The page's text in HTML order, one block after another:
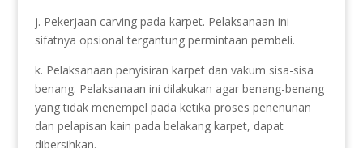
j. Pekerjaan carving pada karpet. Pelaksanaan ini
sifatnya opsional tergantung permintaan pembeli.
k. Pelaksanaan penyisiran karpet dan vakum sisa-sisa
benang. Pelaksanaan ini dilakukan agar benang-benang
yang tidak menempel pada ketika proses penenunan
dan pelapisan kain pada belakang karpet, dapat
dibersihkan.